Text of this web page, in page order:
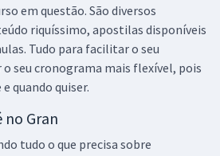
em questão. São diversos
riquíssimo, apostilas disponíveis
Tudo para facilitar o seu
seu cronograma mais flexível, pois
quando quiser.
no Gran
tudo o que precisa sobre